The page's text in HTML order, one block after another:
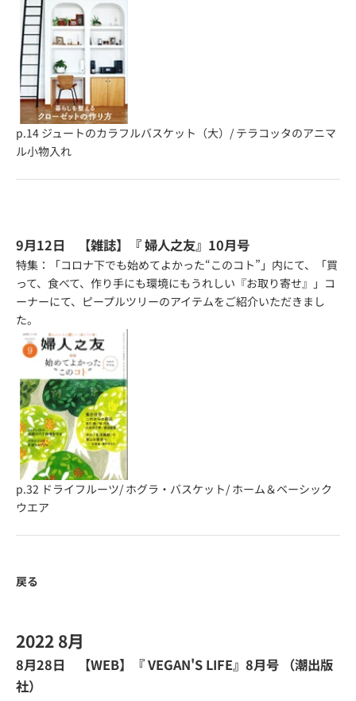
p.14 ジュートのカラフルバスケット（大） / テラコッタのアニマ
ル小物入れ
9月12日 【雑誌】『婦人之友』10月号
特集：「コロナ下でも始めてよかった“このコト”」内にて、「買
って、食べて、作り手にも環境にもうれしい『お取り寄せ』」コ
ーナーにて、ピープルツリーのアイテムをご紹介いただきまし
た。
p.32 ドライフルーツ/ ホグラ・バスケット/ ホーム＆ベーシック
ウエア
戻る
2022 8月
8月28日 【WEB】『VEGAN'S LIFE』8月号 （潮出版
社）